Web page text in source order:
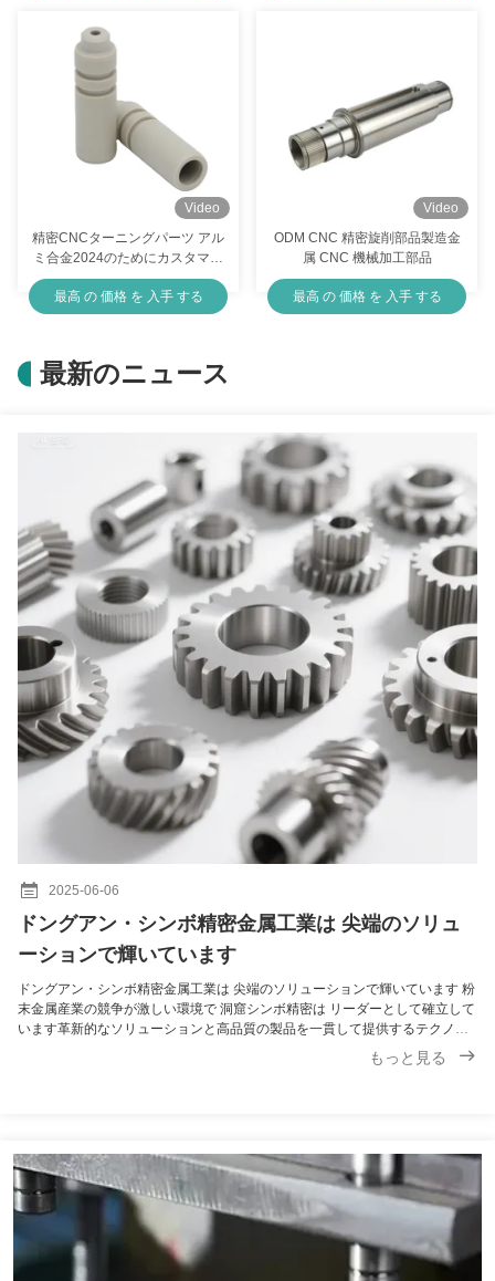
Video
精密CNCターニングパーツ アル
ミ合金2024のためにカスタマイ
ズ
最高 の 価格 を 入手 する
Video
ODM CNC 精密旋削部品製造金
属 CNC 機械加工部品
最高 の 価格 を 入手 する
最新のニュース
2025-06-06
ドングアン・シンボ精密金属工業は 尖端のソリュ
ーションで輝いています
ドングアン・シンボ精密金属工業は 尖端のソリューションで輝いています 粉
末金属産業の競争が激しい環境で 洞窟シンボ精密は リーダーとして確立して
います革新的なソリューションと高品質の製品を一貫して提供するテクノロ
ジーの進歩と 顧客満足への 深いコミットメントにより 会社は 重要な進歩を
遂げ 業界の未来を形作っています ドングアン・シンボ・プリシジョンは 最
もっと見る